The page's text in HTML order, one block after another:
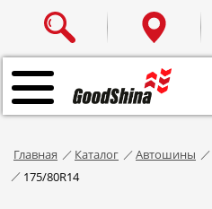
Главная Каталог Автошины
175/80R14